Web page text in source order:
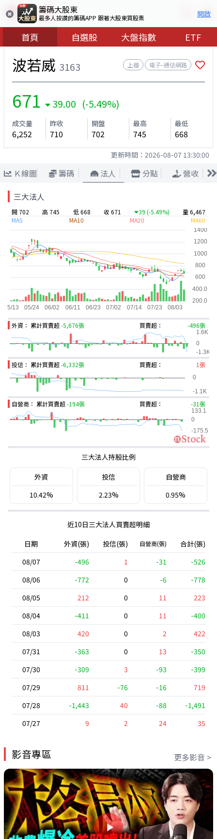
籌碼大股東
最多人按讚的籌碼APP 跟著大股東買股票 開啟
首頁 自選股 大盤指數 ETF
波若威 3163 上櫃 電子–通信網路
671 39.00 (-5.49%)
成交量
6,252
昨收
710
開盤
702
最高
745
最低
668
更新時間： 2026-08-07 13:30:00
Ｋ線圖 籌碼 法人 分點
營收
三大法人
開 702 高 745 低 668 收 671 39 (-5.49%)
量 6,467
MA5
MA10 MA20 MA60
外資： 累計買賣超-5,676張 買賣超： -496張
投信： 累計買賣超-6,332張 買賣超： 1張
自營商： 累計買賣超-194張 買賣超： -31張
三大法人持股比例
外資
10.42%
投信
2.23%
自營商
0.95%
近10日三大法人買賣超明細
日期
外資(張) 投信(張) 自營商(張)
合計(張)
08/07
-496 1 -31
-526
08/06
-772 0 -6
-778
08/05
212 0 11
223
08/04
-411 0 11
-400
08/03
420 0 2
422
07/31
-363 0 13
-350
07/30
-309 3 -93
-399
07/29
811 -76 -16
719
07/28
-1,443 40 -88
-1,491
07/27
9 2 24 35
影音專區 更多影音 >